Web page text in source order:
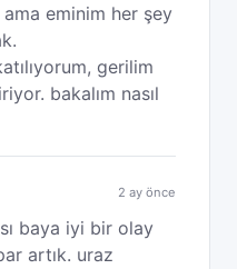
eminim her şey
gerilim
bakalım nasıl
2 ay önce
baya iyi bir olay
artık. uraz